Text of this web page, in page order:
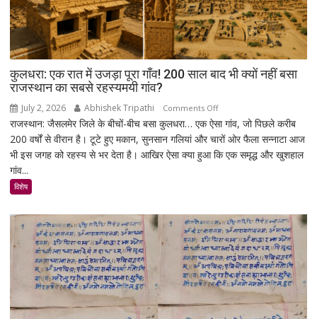
स्पेस
स्टेशन
की
बिजली
क्षमता
कुलधरा: एक रात में उजड़ा पूरा गाँव! 200 साल बाद भी क्यों नहीं बसा
राजस्थान का सबसे रहस्यमयी गांव?
July 2, 2026 Abhishek Tripathi Comments Offon
कुलधरा:
एक
रात
गाँव!
200
साल
बाद
भी
क्यों
राजस्थान: जैसलमेर जिले के बीचों-बीच बसा कुलधरा… एक ऐसा गांव, जो पिछले करीब
200 वर्षों से वीरान है। टूटे हुए मकान, सुनसान गलियां और चारों ओर फैला सन्नाटा आज
भी इस जगह को रहस्य से भर देता है। आखिर ऐसा क्या हुआ कि एक समृद्ध और खुशहाल
गांव...
विशेष